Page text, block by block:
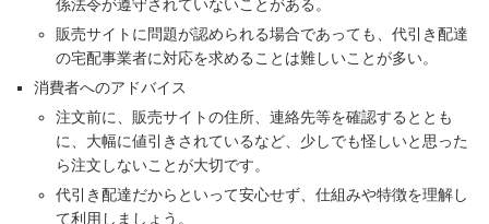
係法令が遵守されていないことがある。
販売サイトに問題が認められる場合であっても、代引き配達
の宅配事業者に対応を求めることは難しいことが多い。
消費者へのアドバイス
注文前に、販売サイトの住所、連絡先等を確認するととも
に、大幅に値引きされているなど、少しでも怪しいと思った
ら注文しないことが大切です。
代引き配達だからといって安心せず、仕組みや特徴を理解し
て利用しましょう。